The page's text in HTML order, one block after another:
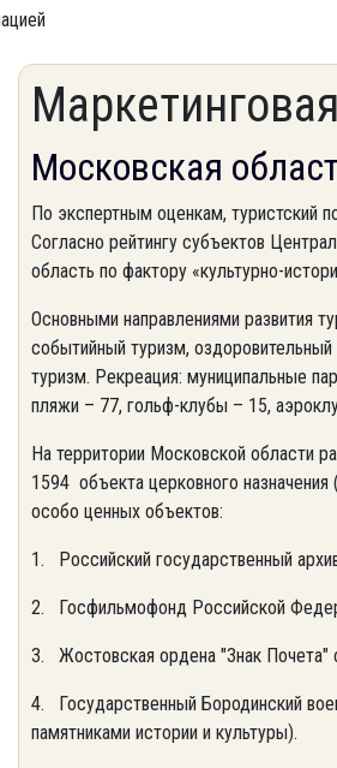
Московская
По экспертным оценкам, туристский
Согласно рейтингу субъектов
область по фактору «культурно-
Основными направлениями развития
событийный туризм, оздоровительный
туризм. Рекреация: муниципальные
пляжи – 77, гольф-клубы – 15,
На территории Московской области
1594 объекта церковного
особо ценных объектов:
1. Российский государственный
2. Госфильмофонд Российской
3. Жостовская ордена "Знак Почета"
4. Государственный Бородинский
памятниками истории и культуры).